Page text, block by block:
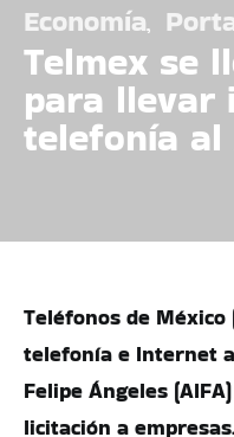
Economía
Telmex se
para llevar
telefonía al
Teléfonos de
telefonía e Internet
Felipe Ángeles
licitación a